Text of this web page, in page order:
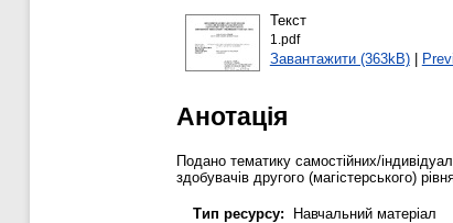
Текст
1.pdf
Завантажити (363kB)|
Анотація
Подано тематику самостійних/
здобувачів другого (магістерського)
Тип ресурсу:
Навчальний матеріал